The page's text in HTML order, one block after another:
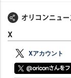
X
Xアカウント